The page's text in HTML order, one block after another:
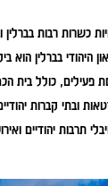
כשרות רבות בברלין
היהודי בברלין הוא
פעילים, כולל בית
ובתי קברות
תרבות יהודיים